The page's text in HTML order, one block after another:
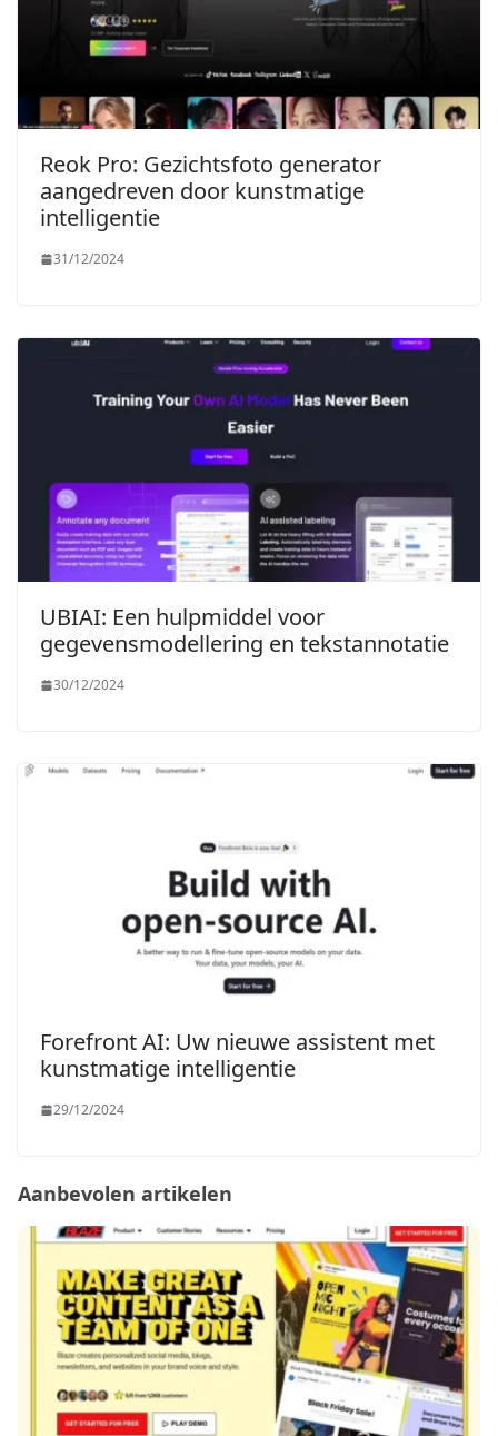
Reok Pro: Gezichtsfoto generator
aangedreven door kunstmatige
intelligentie
31/12/2024
UBIAI: Een hulpmiddel voor
gegevensmodellering en tekstannotatie
30/12/2024
Forefront AI: Uw nieuwe assistent met
kunstmatige intelligentie
29/12/2024
Aanbevolen artikelen